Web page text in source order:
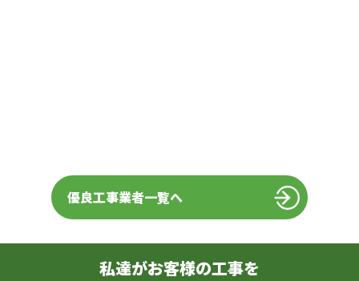
優良工事業者一覧へ
私達がお客様の工事を